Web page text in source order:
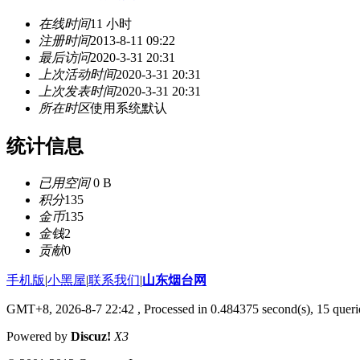
在线时间11 小时
注册时间2013-8-11 09:22
最后访问2020-3-31 20:31
上次活动时间2020-3-31 20:31
上次发表时间2020-3-31 20:31
所在时区使用系统默认
统计信息
已用空间0 B
积分135
金币135
金钱2
贡献0
手机版|小黑屋|联系我们|山东烟台网
GMT+8, 2026-8-7 22:42 , Processed in 0.484375 second(s), 15
Powered by Discuz! X3